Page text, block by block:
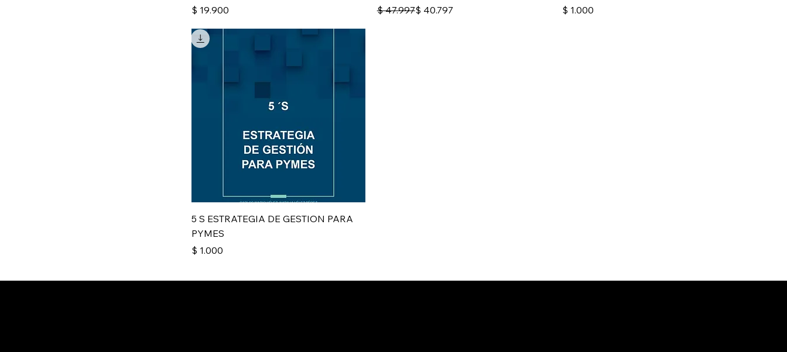
Precio
$ 19.900
Precio
$ 47.997
Precio de oferta
$ 40.797
Precio
$ 1.000
5 S ESTRATEGIA DE GESTION PARA
PYMES
Precio
$ 1.000